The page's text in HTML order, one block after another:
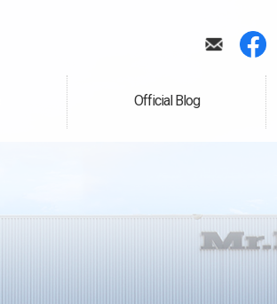
Official Blog
公式ブログ